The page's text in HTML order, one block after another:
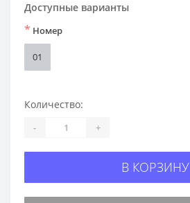
Доступные варианты
* Номер
01
Количество:
- +
В КОРЗИНУ